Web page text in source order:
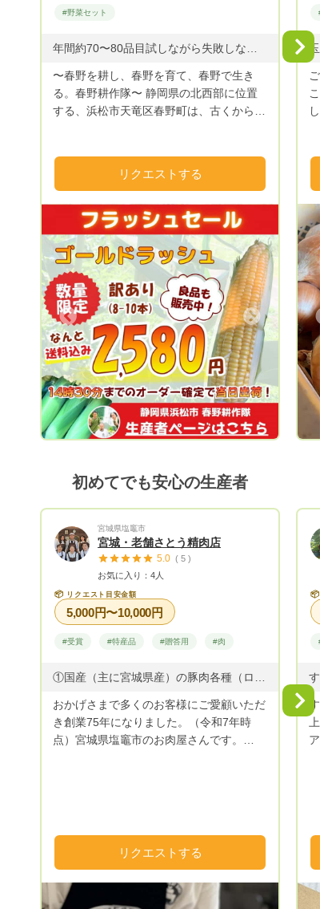
#野菜セット
〜春野を耕し、春野を育て、春野で生き
る。春野耕作隊〜 静岡県の北西部に位置
する、浜松市天竜区春野町は、古くから銘
受け、多くの田畑が耕作放棄地となってき
ました。 そこで、春野町出身の若手農家
同で、現状を打破しようと結成したのが春
野耕作隊です。 耕作放棄地となった田畑
を借り受け、園地を整備し、農産物の栽培
をしています。 農業から春野町に再び活
気を！景観の良い田舎町を！雇用、移住促
進を！ 様々なテーマを軸に活動していま
す。 山間地は、昼夜の温度差が大きく、
植物に適度なストレスを与えてくれるた
め、とても美味しい農産物が収穫できま
す！ 季節にあった農産物を多品目で栽培
しており、特に夏のトウモロコシは、春野
町内で大人気！ 冬の大根は、まるで梨の
ような甘さと食感が楽しめます。 野菜か
リクエストする
Next Previous
Next
初めてでも安心の生産者
宮城県塩竈市
宮城・老舗さとう精肉店
5.0 ( 5 )
お気に入り：4人
📦 リクエスト目安金額
5,000円〜10,000円
#受賞 #特産品 #贈答用 #肉
おかげさまで多くのお客様にご愛顧いただ
き創業75年になりました。（令和7年時
点）宮城県塩竈市のお肉屋さんです。
名物「牛タン」、国産豚肉（主に宮城県
産）などを取り揃えております。ギフトも
充実しており、ゴルフ等の景品やお中元、
お歳暮等にも対応。ギフトボックスにお詰
リクエストする
📦
Next